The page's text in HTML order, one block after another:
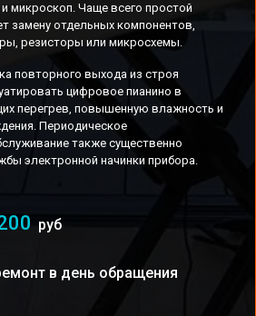
микроскоп. Чаще всего простой
замену отдельных компонентов,
резисторы или микросхемы.
повторного выхода из строя
цифровое пианино в
перегрев, повышенную влажность и
Периодическое
также существенно
электронной начинки прибора.
руб
в день обращения